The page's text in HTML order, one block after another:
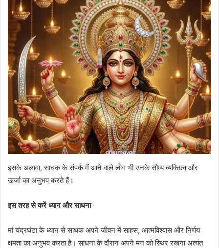
इसके अलावा, साधक के संपर्क में आने वाले लोग भी उनके सौम्य व्यक्तित्व और
ऊर्जा का अनुभव करते हैं।
इस तरह से करें ध्यान और साधना
मां चंद्रघंटा के ध्यान से साधक अपने जीवन में साहस, आत्मविश्वास और निर्णय
क्षमता का अनुभव करता है। साधना के दौरान अपने मन को स्थिर रखना अत्यंत